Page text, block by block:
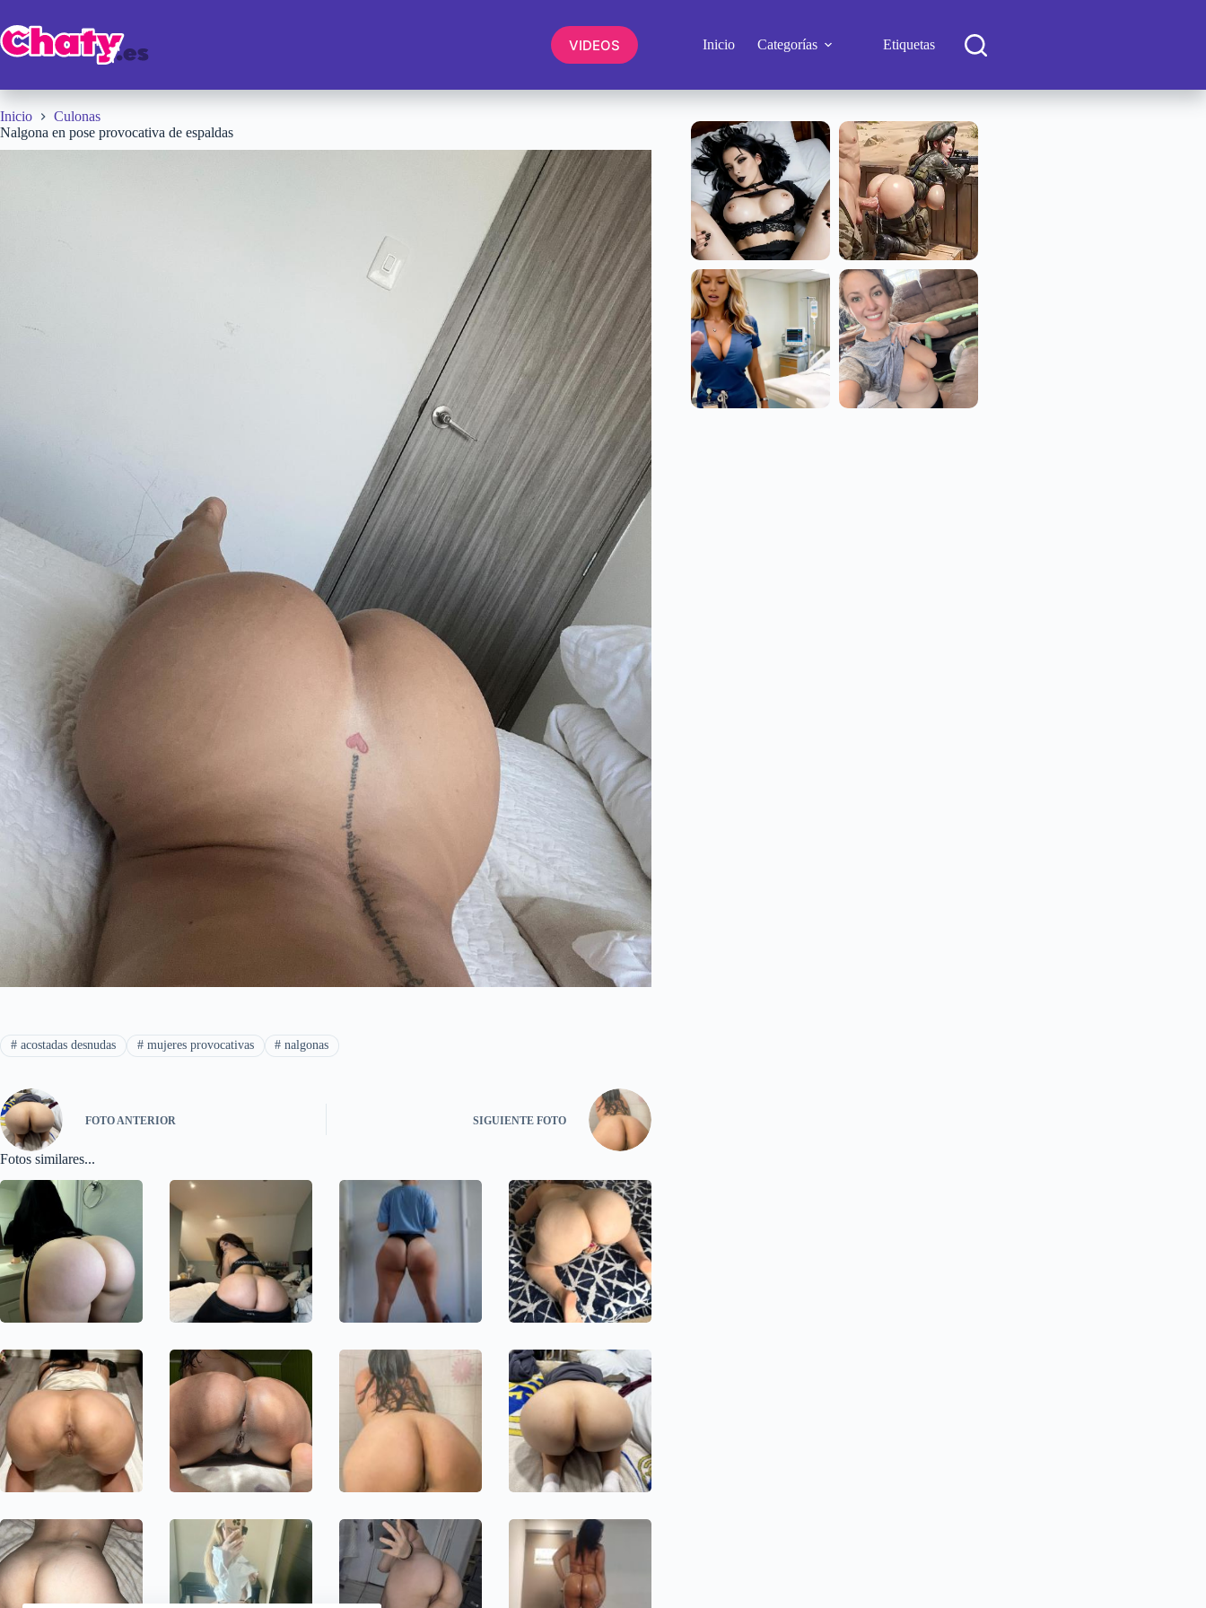
contenido
VIDEOS Inicio Categorías Etiquetas
Inicio
Culonas
Nalgona en pose provocativa de espaldas
#acostadas desnudas #mujeres provocativas # nalgonas
FOTO ANTERIOR SIGUIENTE FOTO
Fotos similares...